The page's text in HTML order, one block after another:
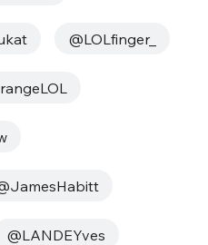
@LOLfinger_
@LANDEYves